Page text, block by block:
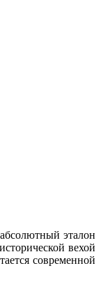
эталон
вехой
современной